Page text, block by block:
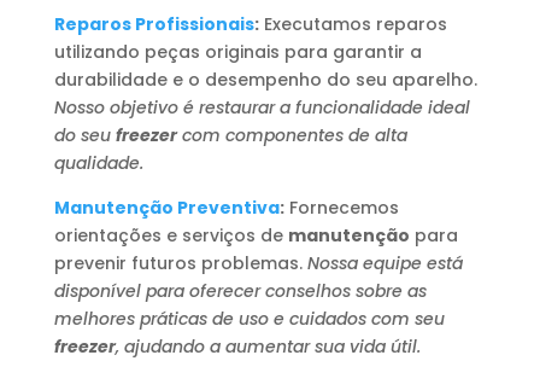
Reparos Profissionais:Executamos reparos
utilizando peças originais para garantir a
durabilidade e o desempenho do seu aparelho.
Nosso objetivo é restaurar a funcionalidade ideal
do seu freezercom componentes de alta
qualidade.
Manutenção Preventiva:Fornecemos
orientações e serviços de manutenção para
prevenir futuros problemas. Nossa equipe está
disponível para oferecer conselhos sobre as
melhores práticas de uso e cuidados com seu
freezer, ajudando a aumentar sua vida útil.